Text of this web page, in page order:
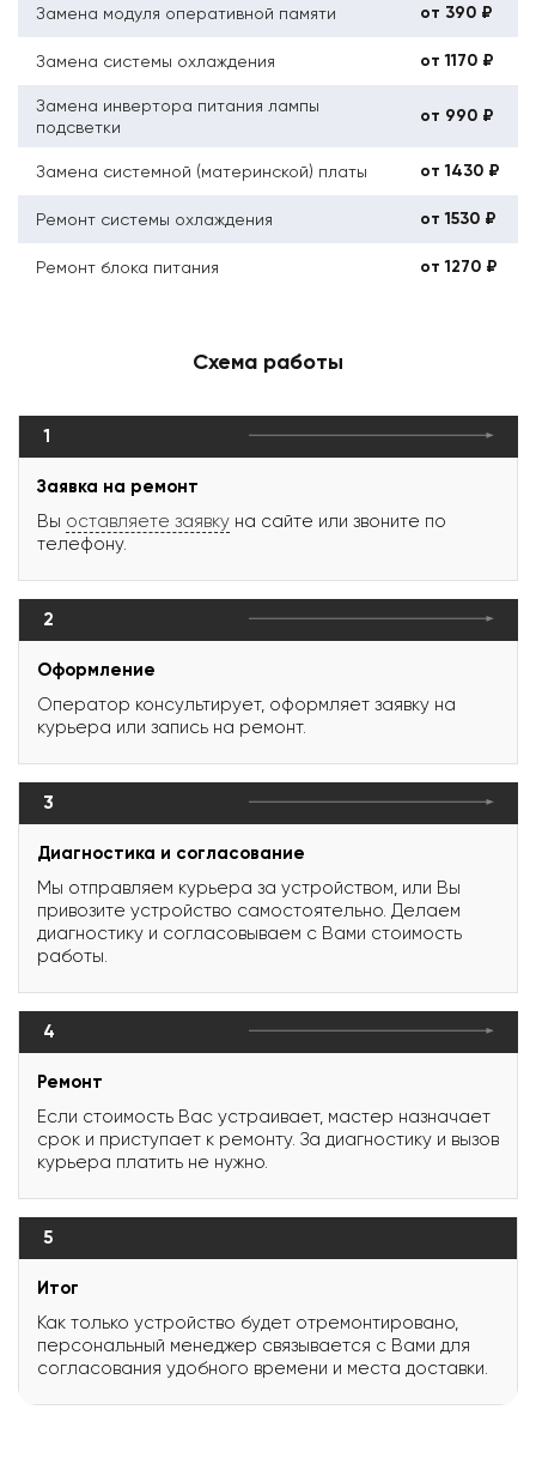
Замена модуля оперативной памяти от 390 ₽
Замена системы охлаждения от 1170 ₽
Замена инвертора питания лампы
подсветки
от 990 ₽
Замена системной (материнской) платы от 1430 ₽
Ремонт системы охлаждения от 1530 ₽
Ремонт блока питания от 1270 ₽
Схема работы
1
Заявка на ремонт
Вы оставляете заявку на сайте или звоните по
телефону.
2
Оформление
Оператор консультирует, оформляет заявку на
курьера или запись на ремонт.
3
Диагностика и согласование
Мы отправляем курьера за устройством, или Вы
привозите устройство самостоятельно. Делаем
диагностику и согласовываем с Вами стоимость
работы.
4
Ремонт
Если стоимость Вас устраивает, мастер назначает
срок и приступает к ремонту. За диагностику и вызов
курьера платить не нужно.
5
Итог
Как только устройство будет отремонтировано,
персональный менеджер связывается с Вами для
согласования удобного времени и места доставки.